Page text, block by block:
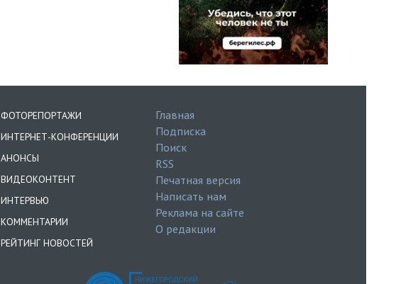
ФОТОРЕПОРТАЖИ
ИНТЕРНЕТ-КОНФЕРЕНЦИИ
АНОНСЫ
ВИДЕОКОНТЕНТ
ИНТЕРВЬЮ
КОММЕНТАРИИ
РЕЙТИНГ НОВОСТЕЙ
Главная
Подписка
Поиск
RSS
Печатная версия
Написать нам
Реклама на сайте
О редакции